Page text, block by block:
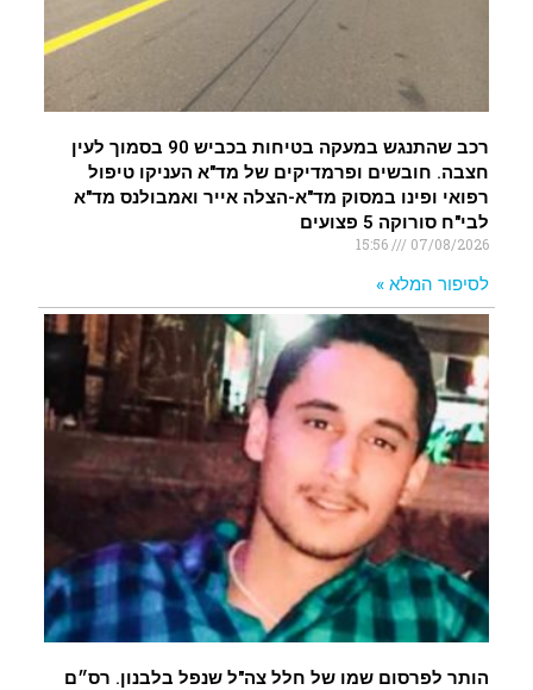
רכב שהתנגש במעקה בטיחות בכביש 90 בסמוך לעין
חצבה. חובשים ופרמדיקים של מד"א העניקו טיפול
רפואי ופינו במסוק מד"א-הצלה אייר ואמבולנס מד"א
לבי"ח סורוקה 5 פצועים
07/08/2026
15:56
לסיפור המלא »
הותר לפרסום שמו של חלל צה"ל שנפל בלבנון. רס״ם